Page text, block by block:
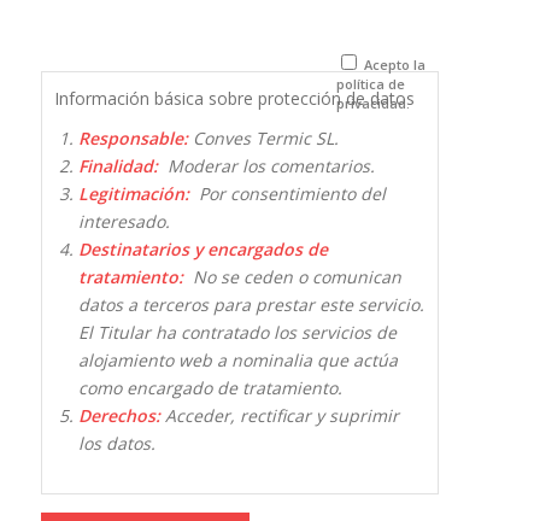
que comente.
Acepto la
política de
privacidad.
Información básica sobre protección de datos
Responsable:Conves Termic SL.
Finalidad:Moderar los comentarios.
Legitimación:Por consentimiento del
interesado.
Destinatarios y encargados de
tratamiento:No se ceden o comunican
datos a terceros para prestar este servicio.
El Titular ha contratado los servicios de
alojamiento web a nominalia que actúa
como encargado de tratamiento.
Derechos:Acceder, rectificar y suprimir
los datos.